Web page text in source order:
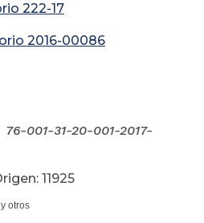
222-17
2016-00086
76-001-31-20-001-2017-
11925
otros